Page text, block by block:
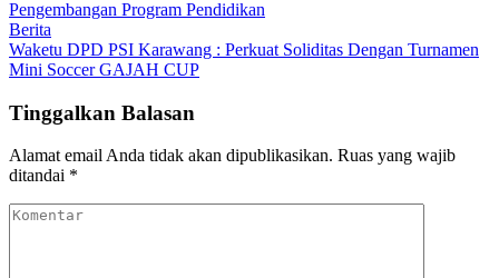
Pengembangan Program Pendidikan
Berita
Waketu DPD PSI Karawang : Perkuat Soliditas Dengan Turnamen
Mini Soccer GAJAH CUP
Tinggalkan Balasan
Alamat email Anda tidak akan dipublikasikan. Ruas yang wajib
ditandai *